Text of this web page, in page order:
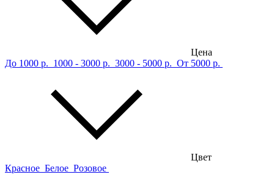
Цена
До 1000 р. 1000 - 3000 р. 3000 - 5000 р. От 5000 р.
Цвет
Красное Белое Розовое